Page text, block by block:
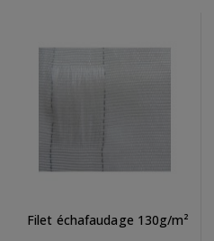
Filet échafaudage 130g/m²